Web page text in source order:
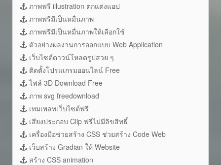
ภาพฟรี illustration ตกแต่งแอป
ภาพฟรีมีเป็นหมื่นภาพ
ภาพฟรีมีเป็นหมื่นภาพให้เลือกใช้
ตัวอย่างผลงานการออกแบบ Web Application
เว็บไซต์ดาวน์โหลดรูปสวย ๆ
ติดตั้งโปรแเกรมออนไลน์ Free
ไฟล์ 3D Download Free
ภาพ svg freedownload
เทมเพลทเว็บไซต์ฟรี
เสียงประกอบ Clip ฟรีไม่มีลิขสิทธิ์
เครื่องมือช่วยสร้าง CSS ช่วยสร้าง Code Web
เว็บสร้าง Gradian ให้ Website
สร้าง CSS animation